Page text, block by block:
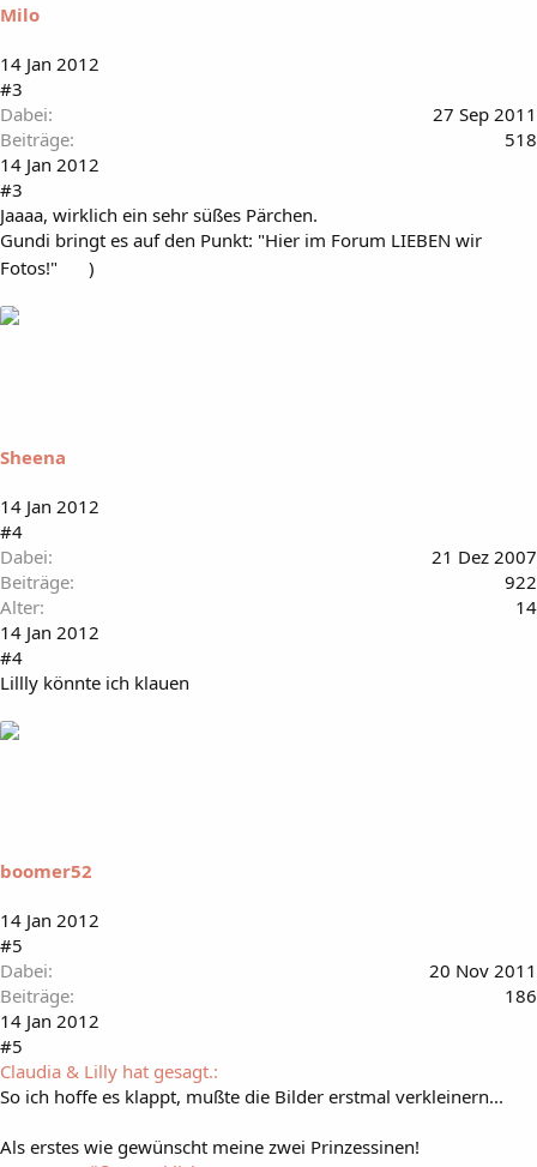
Milo
14 Jan 2012
#3
Dabei
27 Sep 2011
Beiträge
518
14 Jan 2012
#3
Jaaaa, wirklich ein sehr süßes Pärchen.
Gundi bringt es auf den Punkt: "Hier im Forum LIEBEN wir
Fotos!"
)
Sheena
14 Jan 2012
#4
Dabei
21 Dez 2007
Beiträge
922
Alter
14
14 Jan 2012
#4
Lillly könnte ich klauen
boomer52
14 Jan 2012
#5
Dabei
20 Nov 2011
Beiträge
186
14 Jan 2012
#5
Claudia & Lilly hat gesagt.:
So ich hoffe es klappt, mußte die Bilder erstmal verkleinern...
Als erstes wie gewünscht meine zwei Prinzessinen!